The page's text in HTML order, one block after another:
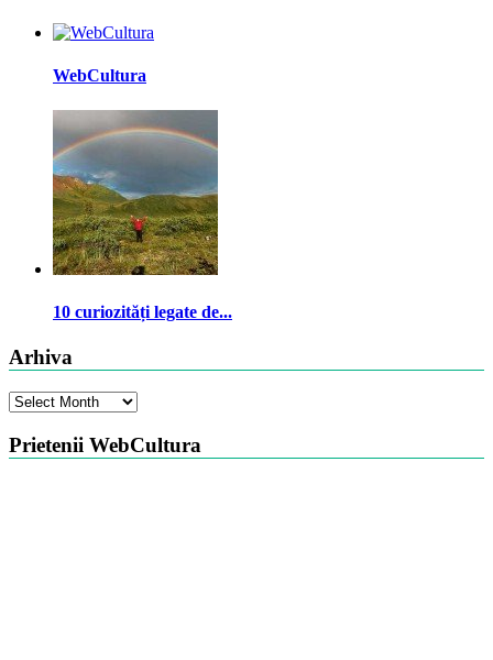
WebCultura
10 curiozități legate de...
Arhiva
Arhiva
Prietenii WebCultura